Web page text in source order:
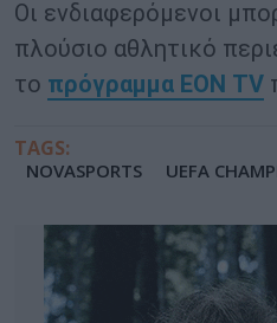
Οι ενδιαφερόμενοι
πλούσιο αθλητικό
το πρόγραμμα ΕΟΝ ΤV
TAGS:
NOVASPORTS UEFA